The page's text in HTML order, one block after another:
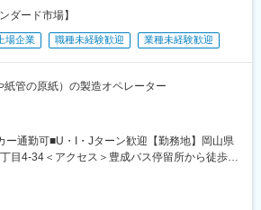
ダード市場】
上場企業 職種未経験歓迎 業種未経験歓迎
紙管の原紙）の製造オペレーター
ー通勤可■U・I・Jターン歓迎【勤務地】岡山県
目4-34＜アクセス＞豊成バス停留所から徒歩
策＞敷地内喫煙可能場所あり